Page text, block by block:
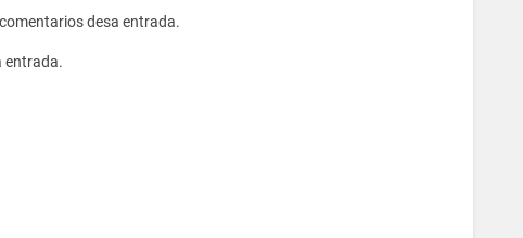
desa entrada.
entrada.